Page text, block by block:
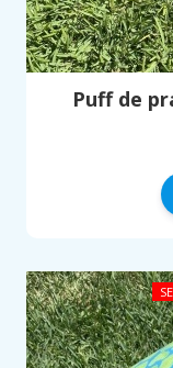
Puff de